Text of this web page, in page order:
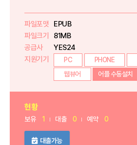
파일포맷
EPUB
파일크기
81MB
공급사
YES24
지원기기
PC PHONE
웹뷰어
어플 수동설치
현황
보유 1 대출 0 예약 0
대출가능